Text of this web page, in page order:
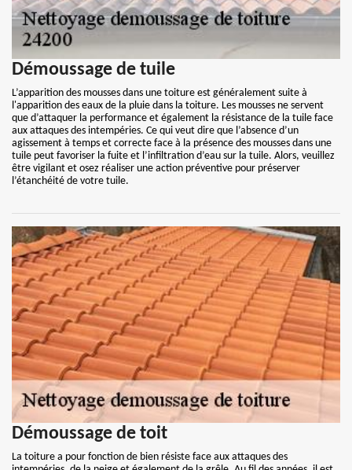
Démoussage de tuile
L’apparition des mousses dans une toiture est généralement suite à
l'apparition des eaux de la pluie dans la toiture. Les mousses ne servent
que d’attaquer la performance et également la résistance de la tuile face
aux attaques des intempéries. Ce qui veut dire que l’absence d’un
agissement à temps et correcte face à la présence des mousses dans une
tuile peut favoriser la fuite et l’infiltration d’eau sur la tuile. Alors, veuillez
être vigilant et osez réaliser une action préventive pour préserver
l’étanchéité de votre tuile.
Démoussage de toit
La toiture a pour fonction de bien résiste face aux attaques des